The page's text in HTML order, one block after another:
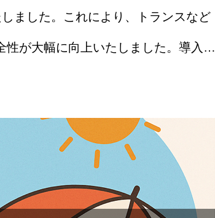
ました。これにより、トランスなど
が大幅に向上いたしました。導入の